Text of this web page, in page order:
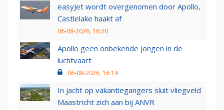
easyJet wordt overgenomen door Apollo,
Castlelake haakt af
06-08-2026, 16:20
Apollo geen onbekende jongen in de
luchtvaart
06-08-2026, 16:19
In jacht op vakantiegangers sluit vliegveld
Maastricht zich aan bij ANVR